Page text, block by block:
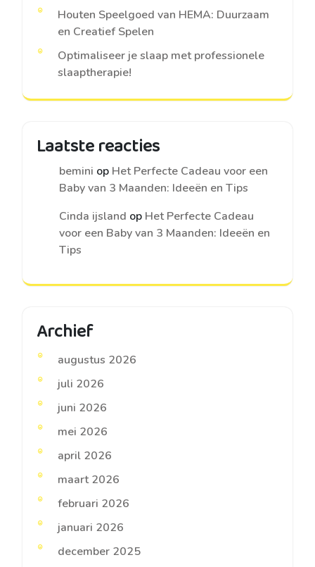
Houten Speelgoed van HEMA: Duurzaam
en Creatief Spelen
Optimaliseer je slaap met professionele
slaaptherapie!
Laatste reacties
bemini op Het Perfecte Cadeau voor een
Baby van 3 Maanden: Ideeën en Tips
Cinda ijsland op Het Perfecte Cadeau
voor een Baby van 3 Maanden: Ideeën en
Tips
Archief
augustus 2026
juli 2026
juni 2026
mei 2026
april 2026
maart 2026
februari 2026
januari 2026
december 2025